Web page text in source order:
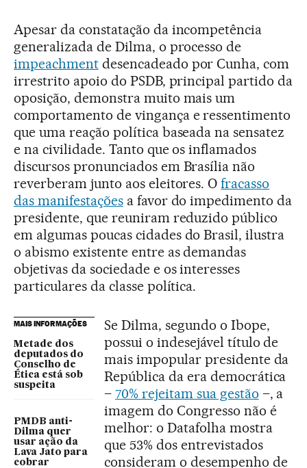
Apesar da constatação da incompetência
generalizada de Dilma, o processo de
impeachmentdesencadeado por Cunha, com
irrestrito apoio do PSDB, principal partido da
oposição, demonstra muito mais um
comportamento de vingança e ressentimento
que uma reação política baseada na sensatez
e na civilidade. Tanto que os inflamados
discursos pronunciados em Brasília não
reverberam junto aos eleitores. Ofracasso
das manifestaçõesa favor do impedimento da
presidente, que reuniram reduzido público
em algumas poucas cidades do Brasil, ilustra
o abismo existente entre as demandas
objetivas da sociedade e os interesses
particulares da classe política.
MAIS INFORMAÇÕES
Metade dos
deputados do
Conselho de
Ética está sob
suspeita
PMDB anti-
Dilma quer
usar ação da
Lava Jato para
cobrar
Se Dilma, segundo o Ibope,
possui o indesejável título de
mais impopular presidente da
República da era democrática
– 70% rejeitam sua gestão –, a
imagem do Congresso não é
melhor: o Datafolha mostra
que 53% dos entrevistados
consideram o desempenho de